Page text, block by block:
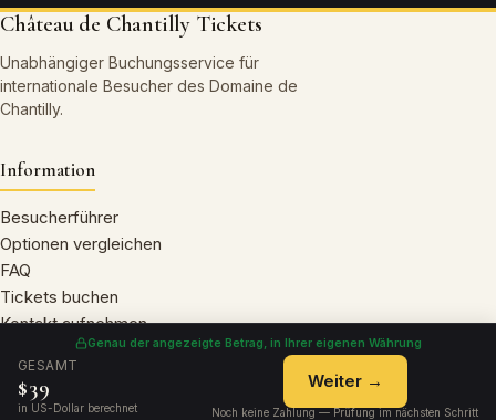
Genau der angezeigte Betrag, in Ihrer eigenen Währung
GESAMT
$39
in US-Dollar berechnet
Weiter →
Noch keine Zahlung — Prüfung im nächsten Schritt
Château de Chantilly Tickets
Unabhängiger Buchungsservice für
internationale Besucher des Domaine de
Chantilly.
Information
Besucherführer
Optionen vergleichen
FAQ
Tickets buchen
Kontakt aufnehmen
Rechtliches